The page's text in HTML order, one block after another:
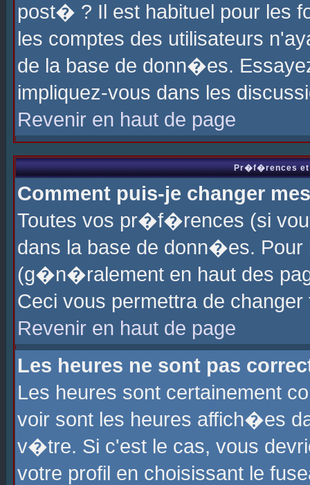
post� ? Il est habituel pour les
les comptes des utilisateurs
de la base de donn�es.
impliquez-vous dans les
Revenir en haut de page
Pr�f�rences et
Comment puis-je changer
Toutes vos pr�f�rences (si
dans la base de donn�es.
(g�n�ralement en haut des
Ceci vous permettra de
Revenir en haut de page
Les heures ne sont pas
Les heures sont certainement
voir sont les heures affich�es
v�tre. Si c'est le cas, vous
votre profil en choisissant le